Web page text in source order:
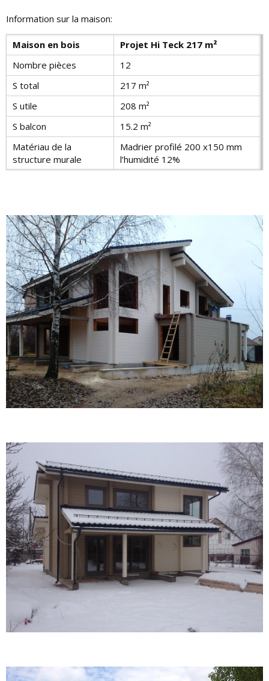
Information sur la maison:
Maison en bois
Projet Hi Teck 217 m²
Nombre pièces
12
S total
217 m²
S utile
208 m²
S balcon
15.2 m²
Matériau de la
structure murale
Madrier profilé 200 x150 mm
l’humidité 12%